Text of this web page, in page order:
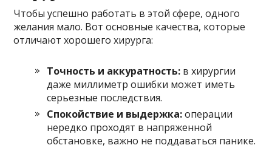
Чтобы успешно работать в этой сфере, одного
желания мало. Вот основные качества, которые
отличают хорошего хирурга:
Точность и аккуратность: в хирургии
даже миллиметр ошибки может иметь
серьезные последствия.
Спокойствие и выдержка:операции
нередко проходят в напряженной
обстановке, важно не поддаваться панике.